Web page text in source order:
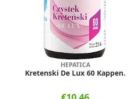
HEPATICA
Kretenski De Lux 60 Kappen.